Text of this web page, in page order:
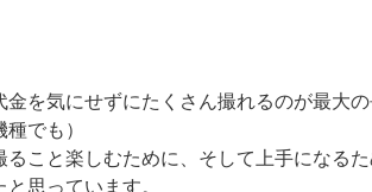
金を気にせずにたくさん撮れるのが最大
でも）
ること楽しむために、そして上手になる
思っています。